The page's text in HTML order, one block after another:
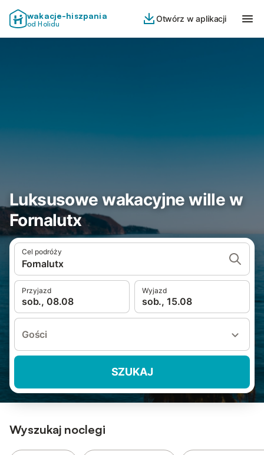
wakacje-hiszpania
od Holidu
Otwórz w aplikacji
Luksusowe wakacyjne wille w
Fornalutx
Cel podróży
Fornalutx
Przyjazd
sob., 08.08
Wyjazd
sob., 15.08
Gości
SZUKAJ
Wyszukaj noclegi